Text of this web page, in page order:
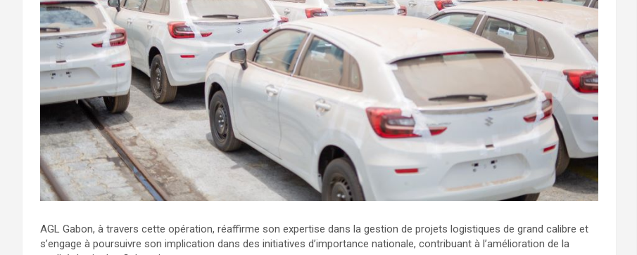
AGL Gabon, à travers cette opération, réaffirme son expertise dans la gestion de projets logistiques de grand calibre et
s’engage à poursuivre son implication dans des initiatives d’importance nationale, contribuant à l’amélioration de la